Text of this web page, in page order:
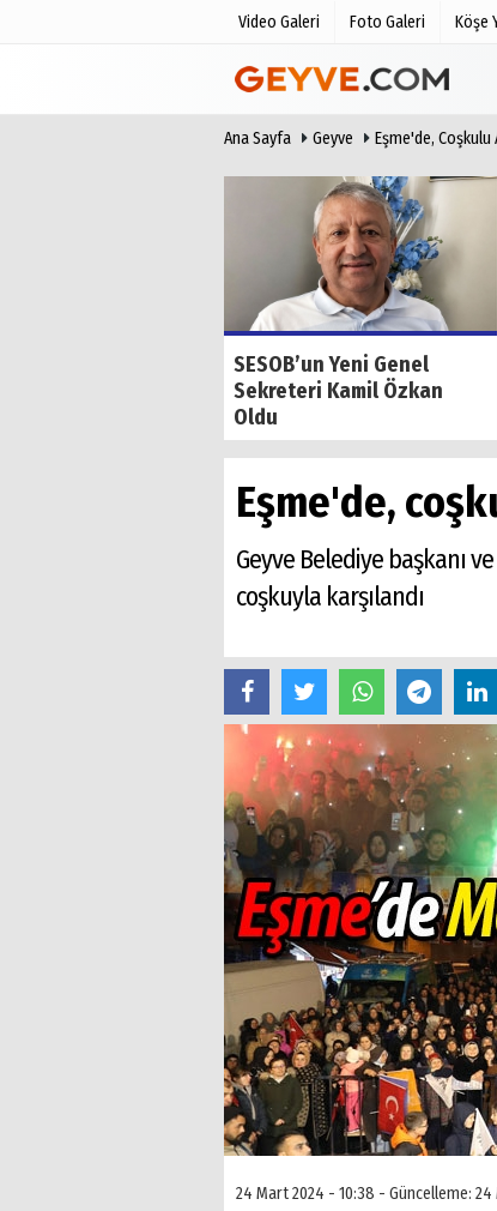
Video Galeri Foto Galeri Köşe
Ana Sayfa Geyve Eşme'de, Coşkulu
SESOB’un Yeni Genel
Sekreteri Kamil Özkan
Oldu
Eşme'de,
Geyve Belediye başkanı
coşkuyla karşılandı
24 Mart 2024 - 10:38 - Güncelleme: 24